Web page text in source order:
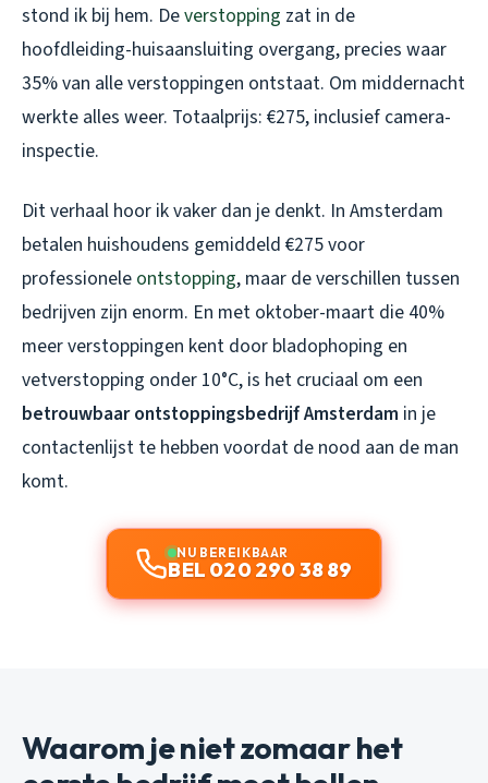
stond ik bij hem. Deverstopping zat in de
hoofdleiding-huisaansluiting overgang, precies waar
35% van alle verstoppingen ontstaat. Om middernacht
werkte alles weer. Totaalprijs: €275, inclusief camera-
inspectie.
Dit verhaal hoor ik vaker dan je denkt. In Amsterdam
betalen huishoudens gemiddeld €275 voor
professionele ontstopping, maar de verschillen tussen
bedrijven zijn enorm. En met oktober-maart die 40%
meer verstoppingen kent door bladophoping en
vetverstopping onder 10°C, is het cruciaal om een
betrouwbaar ontstoppingsbedrijf Amsterdam in je
contactenlijst te hebben voordat de nood aan de man
komt.
NU BEREIKBAAR
BEL 020 290 38 89
Waarom je niet zomaar het